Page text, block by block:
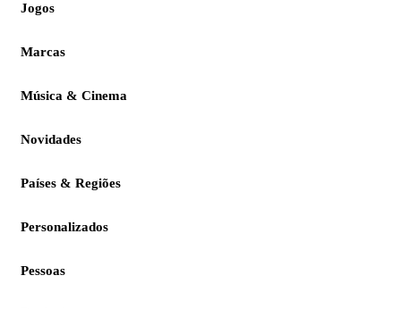
Jogos
Marcas
Música & Cinema
Novidades
Países & Regiões
Personalizados
Pessoas